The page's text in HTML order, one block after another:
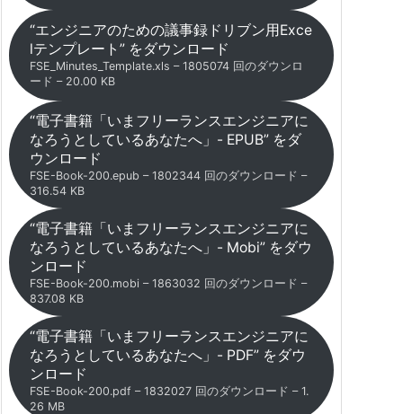
“エンジニアのための議事録ドリブン用Exce
lテンプレート” をダウンロード
FSE_Minutes_Template.xls – 1805074 回のダウンロ
ード – 20.00 KB
“電子書籍「いまフリーランスエンジニアに
なろうとしているあなたへ」- EPUB” をダ
ウンロード
FSE-Book-200.epub – 1802344 回のダウンロード –
316.54 KB
“電子書籍「いまフリーランスエンジニアに
なろうとしているあなたへ」- Mobi” をダウ
ンロード
FSE-Book-200.mobi – 1863032 回のダウンロード –
837.08 KB
“電子書籍「いまフリーランスエンジニアに
なろうとしているあなたへ」- PDF” をダウ
ンロード
FSE-Book-200.pdf – 1832027 回のダウンロード – 1.
26 MB